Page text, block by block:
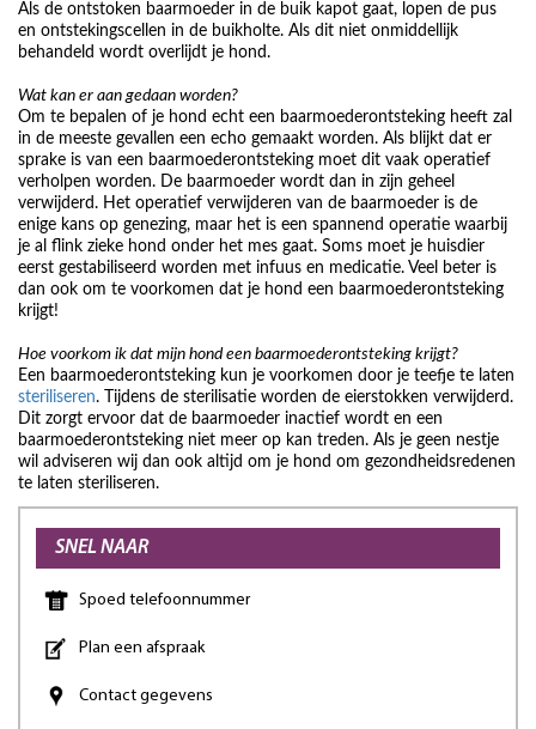
Als de ontstoken baarmoeder in de buik kapot gaat, lopen de pus
en ontstekingscellen in de buikholte. Als dit niet onmiddellijk
behandeld wordt overlijdt je hond.
Wat kan er aan gedaan worden?
Om te bepalen of je hond echt een baarmoederontsteking heeft zal
in de meeste gevallen een echo gemaakt worden. Als blijkt dat er
sprake is van een baarmoederontsteking moet dit vaak operatief
verholpen worden. De baarmoeder wordt dan in zijn geheel
verwijderd. Het operatief verwijderen van de baarmoeder is de
enige kans op genezing, maar het is een spannend operatie waarbij
je al flink zieke hond onder het mes gaat. Soms moet je huisdier
eerst gestabiliseerd worden met infuus en medicatie. Veel beter is
dan ook om te voorkomen dat je hond een baarmoederontsteking
krijgt!
Hoe voorkom ik dat mijn hond een baarmoederontsteking krijgt?
Een baarmoederontsteking kun je voorkomen door je teefje te laten
steriliseren. Tijdens de sterilisatie worden de eierstokken verwijderd.
Dit zorgt ervoor dat de baarmoeder inactief wordt en een
baarmoederontsteking niet meer op kan treden. Als je geen nestje
wil adviseren wij dan ook altijd om je hond om gezondheidsredenen
te laten steriliseren.
SNEL NAAR
Spoed telefoonnummer
Plan een afspraak
Contact gegevens